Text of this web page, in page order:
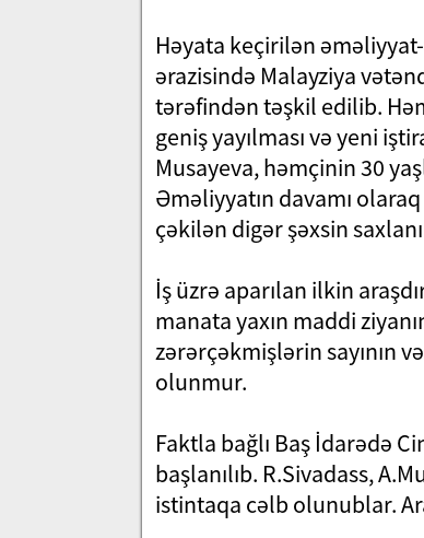
Həyata keçirilən
ərazisində Malayziya
tərəfindən təşkil edilib.
geniş yayılması və yeni
Musayeva, həmçinin 30
Əməliyyatın davamı olaraq
çəkilən digər şəxsin
İş üzrə aparılan ilkin
manata yaxın maddi
zərərçəkmişlərin sayının
olunmur.
Faktla bağlı Baş İdarədə
başlanılıb. R.Sivadass,
istintaqa cəlb olunublar.